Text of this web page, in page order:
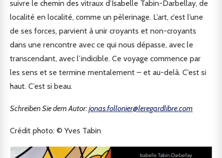
suivre le chemin des vitraux d’Isabelle Tabin-Darbellay, de
localité en localité, comme un pèlerinage. L’art, c’est l’une
de ses forces, parvient à unir croyants et non-croyants
dans une rencontre avec ce qui nous dépasse, avec le
transcendant, avec l’indicible. Ce voyage commence par
les sens et se termine mentalement – et au-delà. C’est si
haut. C’est si beau.
Schreiben Sie dem Autor:jonas.follonier@leregardlibre.com
Crédit photo: © Yves Tabin